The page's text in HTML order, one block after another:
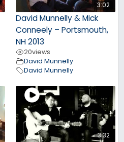
3:02
David Munnelly & Mick
Conneely – Portsmouth,
NH 2013
20views
David Munnelly
David Munnelly
3:32